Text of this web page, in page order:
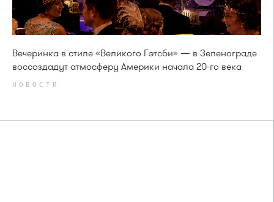
Вечеринка в стиле «Великого Гэтсби» — в Зеленограде
воссоздадут атмосферу Америки начала 20-го века
НОВОСТИ